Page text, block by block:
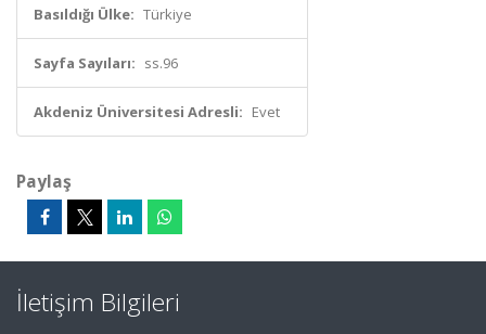
Basıldığı Ülke: Türkiye
Sayfa Sayıları: ss.96
Akdeniz Üniversitesi Adresli: Evet
Paylaş
İletişim Bilgileri